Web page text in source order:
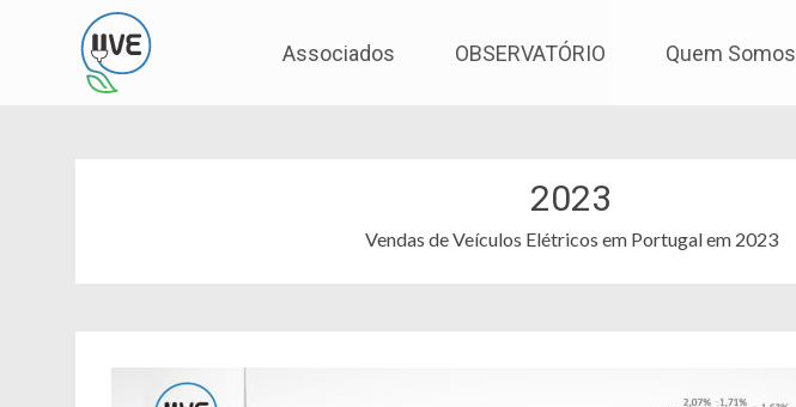
to
Associados OBSERVATÓRIO Quem Somos
2023
Vendas de Veículos Elétricos em Portugal em 2023